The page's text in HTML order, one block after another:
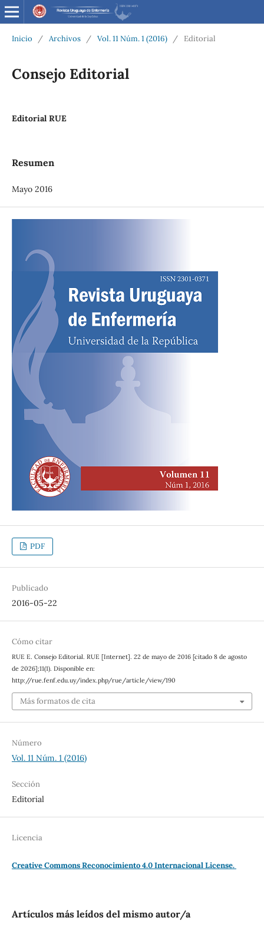
Inicio / Archivos / Vol. 11 Núm. 1 (2016) / Editorial
Consejo Editorial
Editorial RUE
Resumen
Mayo 2016
PDF
Publicado
2016-05-22
Cómo citar
RUE E. Consejo Editorial. RUE [Internet]. 22 de mayo de 2016 [citado 8 de agosto
de 2026];11(1). Disponible en:
http://rue.fenf.edu.uy/index.php/rue/article/view/190
Más formatos de cita
Número
Vol. 11 Núm. 1 (2016)
Sección
Editorial
Licencia
Creative Commons Reconocimiento 4.0 Internacional License.
Artículos más leídos del mismo autor/a